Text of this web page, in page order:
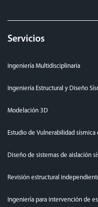
Servicios
Ingeniería Multidisciplinaria
Ingeniería Estructural y Diseño
Modelación 3D
Estudio de Vulnerabilidad
Diseño de sistemas de aislación
Revisión estructural
Ingeniería para intervención de